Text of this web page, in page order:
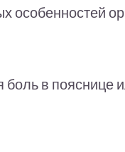
особенностей
в пояснице